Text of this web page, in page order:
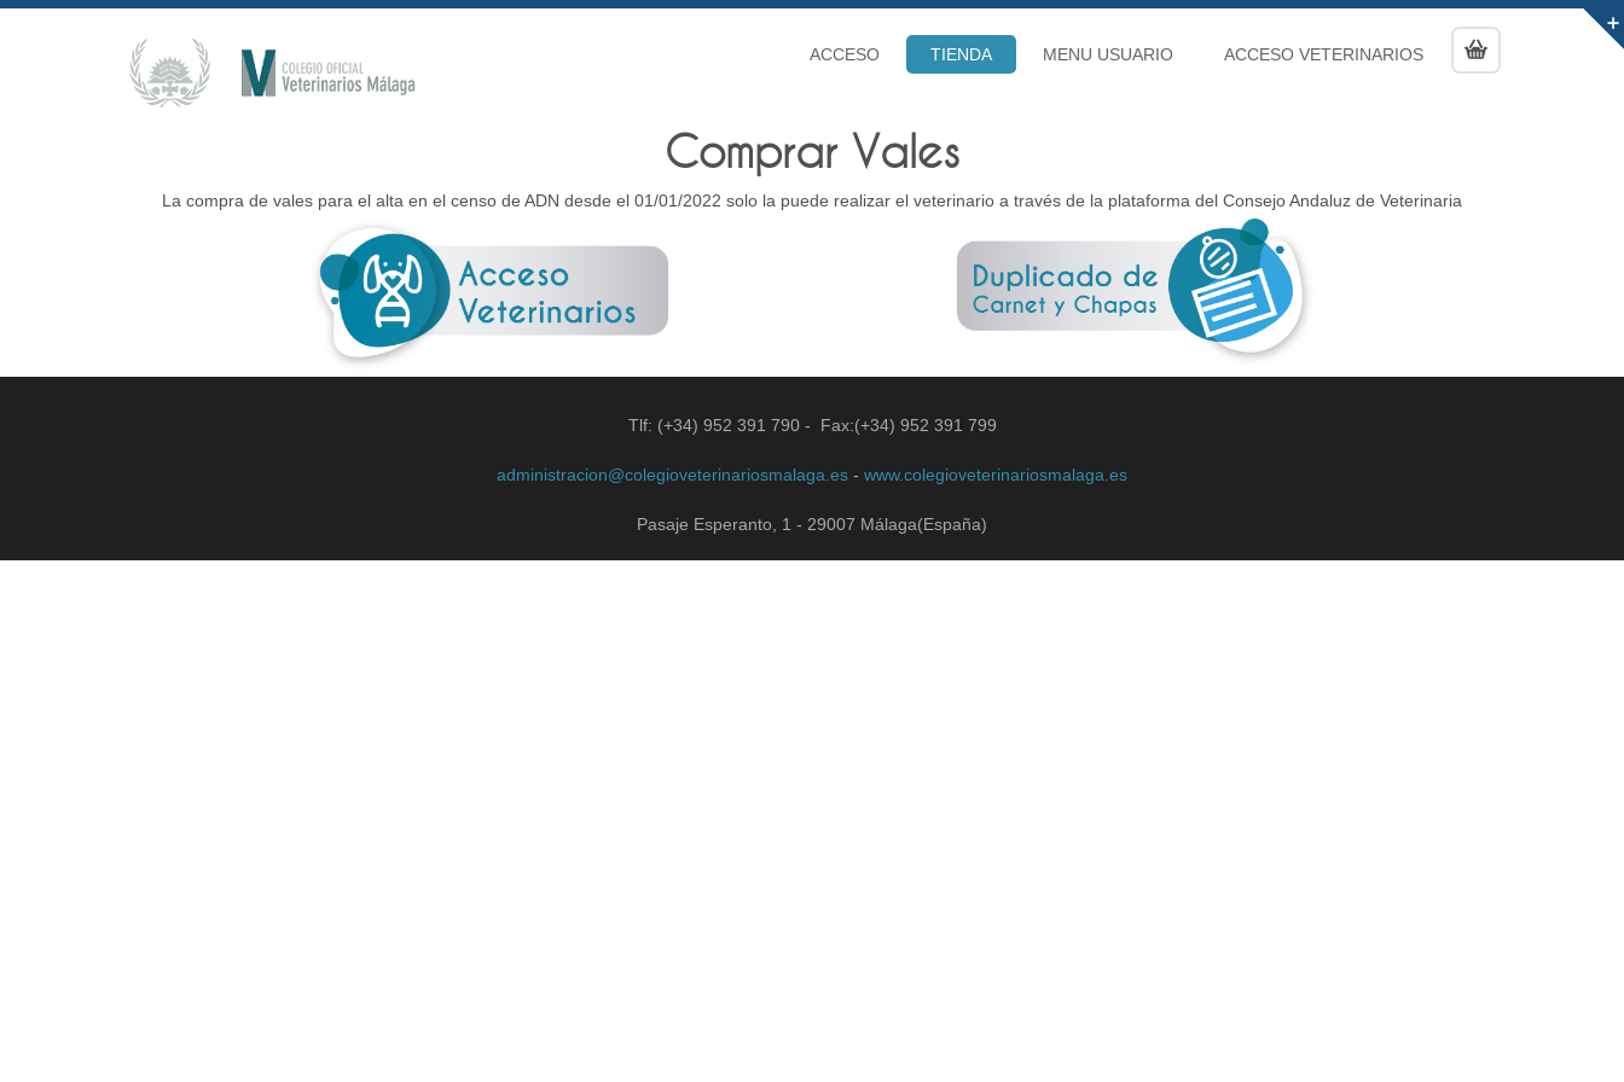
ACCESO TIENDA MENU USUARIO ACCESO VETERINARIOS
Comprar Vales
La compra de vales para el alta en el censo de ADN desde el 01/01/2022 solo la puede realizar el veterinario a través de la plataforma del Consejo Andaluz de Veterinaria
Tlf: (+34) 952 391 790 - Fax:(+34) 952 391 799
administracion@colegioveterinariosmalaga.es - www.colegioveterinariosmalaga.es
Pasaje Esperanto, 1 - 29007 Málaga(España)